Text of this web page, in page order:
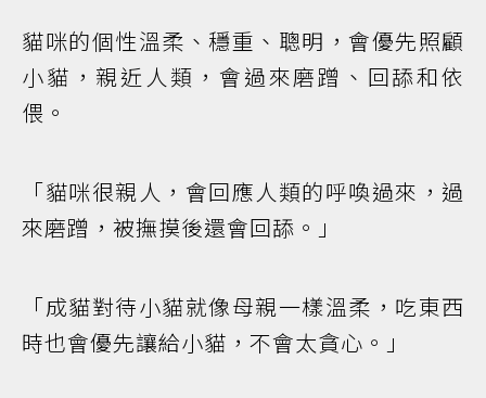
貓咪的個性溫柔、穩重、聰明，會優先照顧
小貓，親近人類，會過來磨蹭、回舔和依
偎。
「貓咪很親人，會回應人類的呼喚過來，過
來磨蹭，被撫摸後還會回舔。」
「成貓對待小貓就像母親一樣溫柔，吃東西
時也會優先讓給小貓，不會太貪心。」